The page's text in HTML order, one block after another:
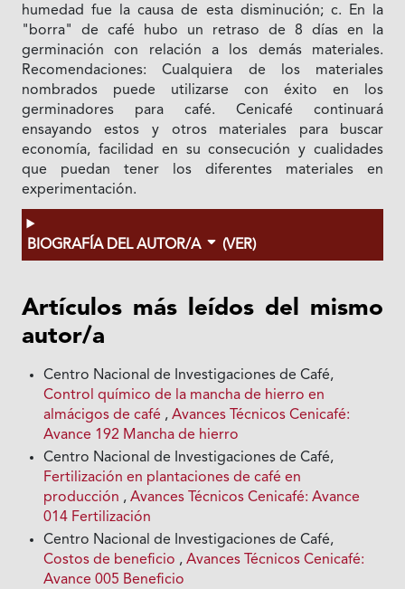
humedad fue la causa de esta disminución; c. En la
"borra" de café hubo un retraso de 8 días en la
germinación con relación a los demás materiales.
Recomendaciones: Cualquiera de los materiales
nombrados puede utilizarse con éxito en los
germinadores para café. Cenicafé continuará
ensayando estos y otros materiales para buscar
economía, facilidad en su consecución y cualidades
que puedan tener los diferentes materiales en
experimentación.
BIOGRAFÍA DEL AUTOR/A (VER)
Artículos más leídos del mismo
autor/a
Centro Nacional de Investigaciones de Café,
Control químico de la mancha de hierro en
almácigos de café ,Avances Técnicos Cenicafé:
Avance 192 Mancha de hierro
Centro Nacional de Investigaciones de Café,
Fertilización en plantaciones de café en
producción ,Avances Técnicos Cenicafé: Avance
014 Fertilización
Centro Nacional de Investigaciones de Café,
Costos de beneficio ,Avances Técnicos Cenicafé:
Avance 005 Beneficio